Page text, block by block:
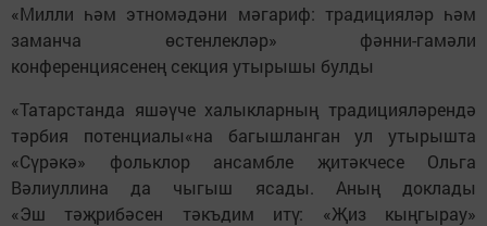
«Милли һәм этномәдәни мәгариф: традицияләр һәм
заманча өстенлекләр» фәнни-гамәли
конференциясенең секция утырышы булды
«Татарстанда яшәүче халыкларның традицияләрендә
тәрбия потенциалы«на багышланган ул утырышта
«Сүрәкә» фольклор ансамбле җитәкчесе Ольга
Вәлиуллина да чыгыш ясады. Аның доклады
«Эш тәҗрибәсен тәкъдим итү: «Җиз кыңгырау»